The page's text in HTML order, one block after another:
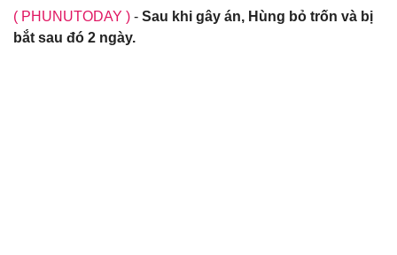
( PHUNUTODAY ) - Sau khi gây án, Hùng bỏ trốn và bị
bắt sau đó 2 ngày.